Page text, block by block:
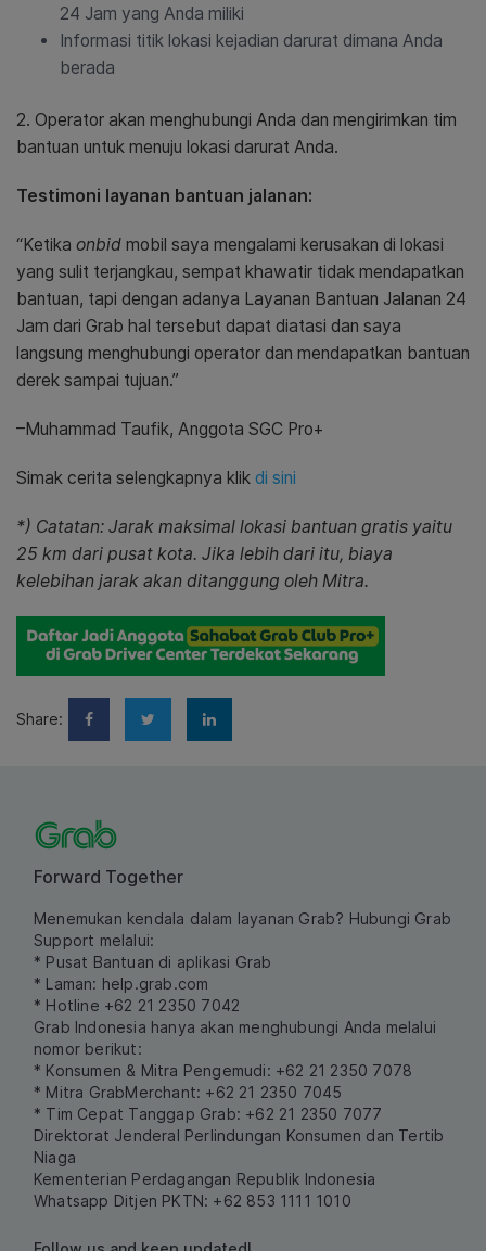
24 Jam yang Anda miliki
Informasi titik lokasi kejadian darurat dimana Anda
berada
2. Operator akan menghubungi Anda dan mengirimkan tim
bantuan untuk menuju lokasi darurat Anda.
Testimoni layanan bantuan jalanan:
“Ketika onbid mobil saya mengalami kerusakan di lokasi
yang sulit terjangkau, sempat khawatir tidak mendapatkan
bantuan, tapi dengan adanya Layanan Bantuan Jalanan 24
Jam dari Grab hal tersebut dapat diatasi dan saya
langsung menghubungi operator dan mendapatkan bantuan
derek sampai tujuan.”
–Muhammad Taufik, Anggota SGC Pro+
Simak cerita selengkapnya klik di sini
*) Catatan: Jarak maksimal lokasi bantuan gratis yaitu
25 km dari pusat kota. Jika lebih dari itu, biaya
kelebihan jarak akan ditanggung oleh Mitra.
Share:
Forward Together
Menemukan kendala dalam layanan Grab? Hubungi Grab
Support melalui:
* Pusat Bantuan di aplikasi Grab
* Laman: help.grab.com
* Hotline +62 21 2350 7042
Grab Indonesia hanya akan menghubungi Anda melalui
nomor berikut:
* Konsumen & Mitra Pengemudi: +62 21 2350 7078
* Mitra GrabMerchant: +62 21 2350 7045
* Tim Cepat Tanggap Grab: +62 21 2350 7077
Direktorat Jenderal Perlindungan Konsumen dan Tertib
Niaga
Kementerian Perdagangan Republik Indonesia
Whatsapp Ditjen PKTN: +62 853 1111 1010